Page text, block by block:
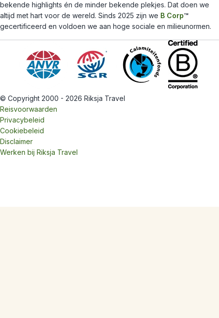
bekende highlights én de minder bekende plekjes. Dat doen we
altijd met hart voor de wereld. Sinds 2025 zijn we B Corp™
gecertificeerd en voldoen we aan hoge sociale en milieunormen.
© Copyright 2000 - 2026 Riksja Travel
Reisvoorwaarden
Privacybeleid
Cookiebeleid
Disclaimer
Werken bij Riksja Travel